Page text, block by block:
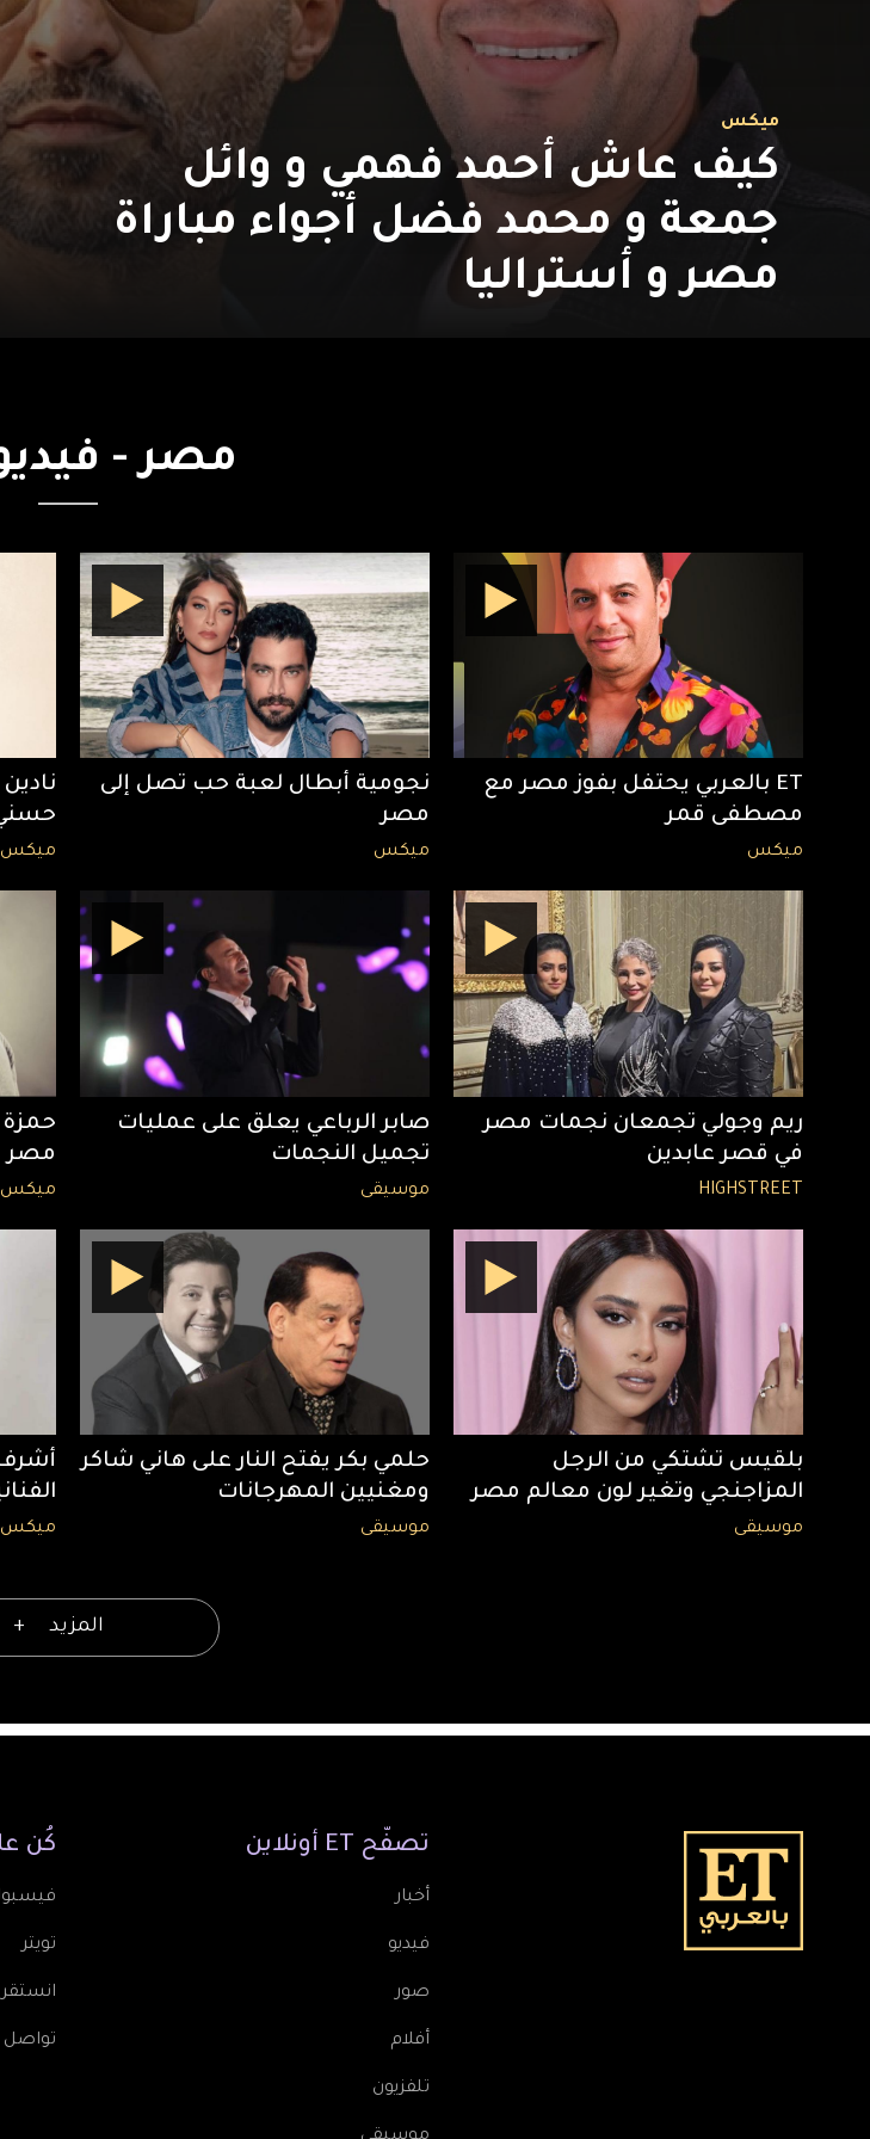
ميكس
كيف عاش أحمد فهمي و وائل
جمعة و محمد فضل أجواء مباراة
مصر و أستراليا
مصر -
ET بالعربي يحتفل بفوز مصر مع
مصطفى قمر
ميكس
نجومية أبطال لعبة حب تصل إلى
مصر
ميكس ميكس
ريم وجولي تجمعان نجمات مصر
في قصر عابدين
HIGHSTREET
صابر الرباعي يعلق على عمليات
تجميل النجمات
موسيقى
حمزة
مصر
ميكس
بلقيس تشتكي من الرجل
المزاجنجي وتغير لون معالم مصر
موسيقى
حلمي بكر يفتح النار على هاني شاكر
ومغنيين المهرجانات
موسيقى
أشرف
ميكس
المزيد
تصفّح ET أونلاين
أخبار
فيديو
صور
أفلام
تلفزيون
كُن
تويتر
تواصل